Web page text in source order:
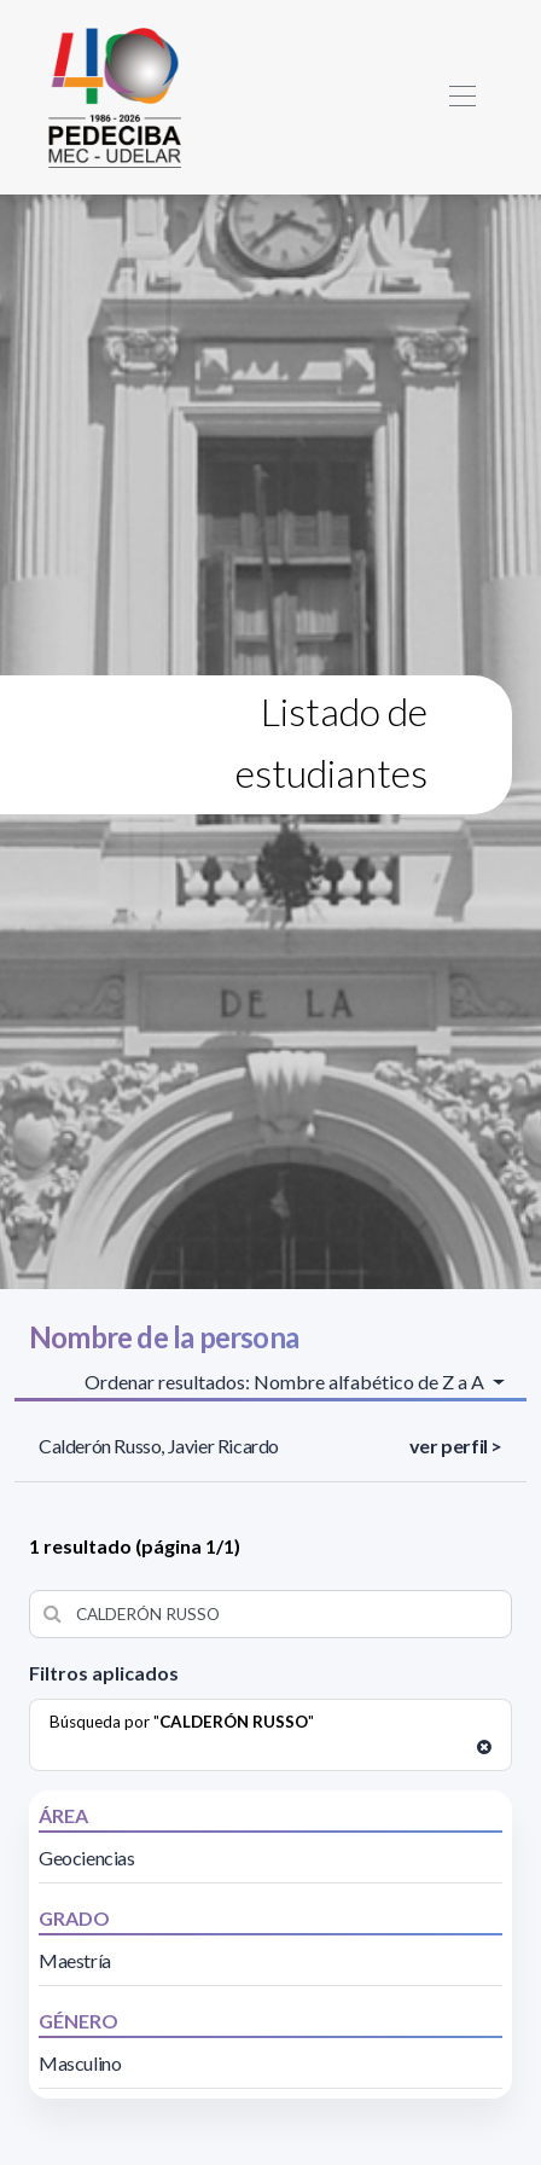
Listado de
estudiantes
Filtros aplicados
Búsqueda por "CALDERÓN RUSSO"
ÁREA
Geociencias
GRADO
Maestría
GÉNERO
Masculino
Nombre de la persona
Ordenar resultados: Nombre alfabético de Z a A
Calderón Russo, Javier Ricardo ver perfil >
1 resultado (página 1/1)